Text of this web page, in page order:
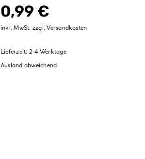
0,99 €
inkl. MwSt. zzgl.Versandkosten
Lieferzeit: 2-4 Werktage
Ausland abweichend